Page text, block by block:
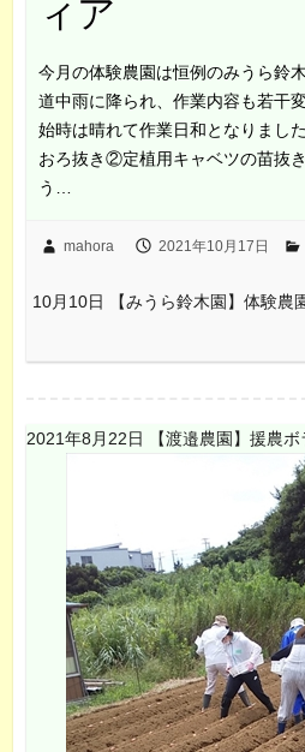
ィア
今月の体験農園は恒例のみうら鈴
道中雨に降られ、作業内容も若干
始時は晴れて作業日和となりまし
おろ抜き②定植用キャベツの苗抜
う…
mahora 2021年10月17日
10月10日 【みうら鈴木園】体験農
2021年8月22日 【渡邉農園】援農ボ